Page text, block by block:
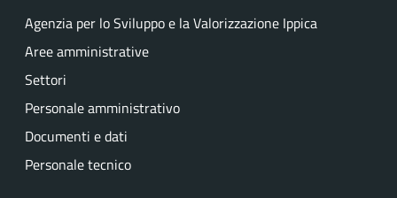
Agenzia per lo Sviluppo e la Valorizzazione Ippica
Aree amministrative
Settori
Personale amministrativo
Documenti e dati
Personale tecnico